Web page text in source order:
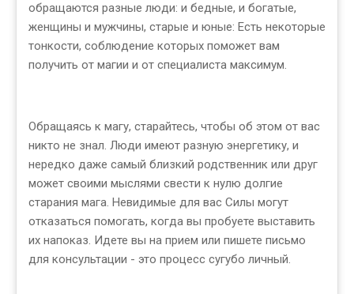
обращаются разные люди: и бедные, и богатые,
женщины и мужчины, старые и юные: Есть некоторые
тонкости, соблюдение которых поможет вам
получить от магии и от специалиста максимум.
Обращаясь к магу, старайтесь, чтобы об этом от вас
никто не знал. Люди имеют разную энергетику, и
нередко даже самый близкий родственник или друг
может своими мыслями свести к нулю долгие
старания мага. Невидимые для вас Силы могут
отказаться помогать, когда вы пробуете выставить
их напоказ. Идете вы на прием или пишете письмо
для консультации - это процесс сугубо личный.